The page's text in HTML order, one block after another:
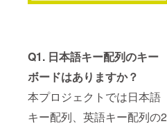
Q1. 日本語キー配列のキー
ボードはありますか？
本プロジェクトでは日本語
キー配列、英語キー配列の2